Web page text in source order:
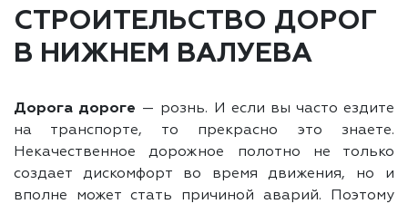
СТРОИТЕЛЬСТВО ДОРОГ
В НИЖНЕМ ВАЛУЕВА
Дорога дороге — рознь. И если вы часто ездите
на транспорте, то прекрасно это знаете.
Некачественное дорожное полотно не только
создает дискомфорт во время движения, но и
вполне может стать причиной аварий. Поэтому